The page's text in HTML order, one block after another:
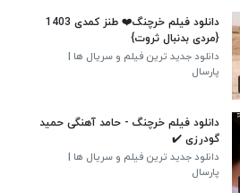
دانلود فیلم خرچنگ❤️ طنز کمدی 1403
{مردی بدنبال ثروت}
دانلود جدید ترین فیلم و سریال ها |
DiGiFiLME.CoM
پارسال
دانلود فیلم خرچنگ - حامد آهنگی حمید
گودرزی ✔️
دانلود جدید ترین فیلم و سریال ها |
DiGiFiLME.CoM
پارسال